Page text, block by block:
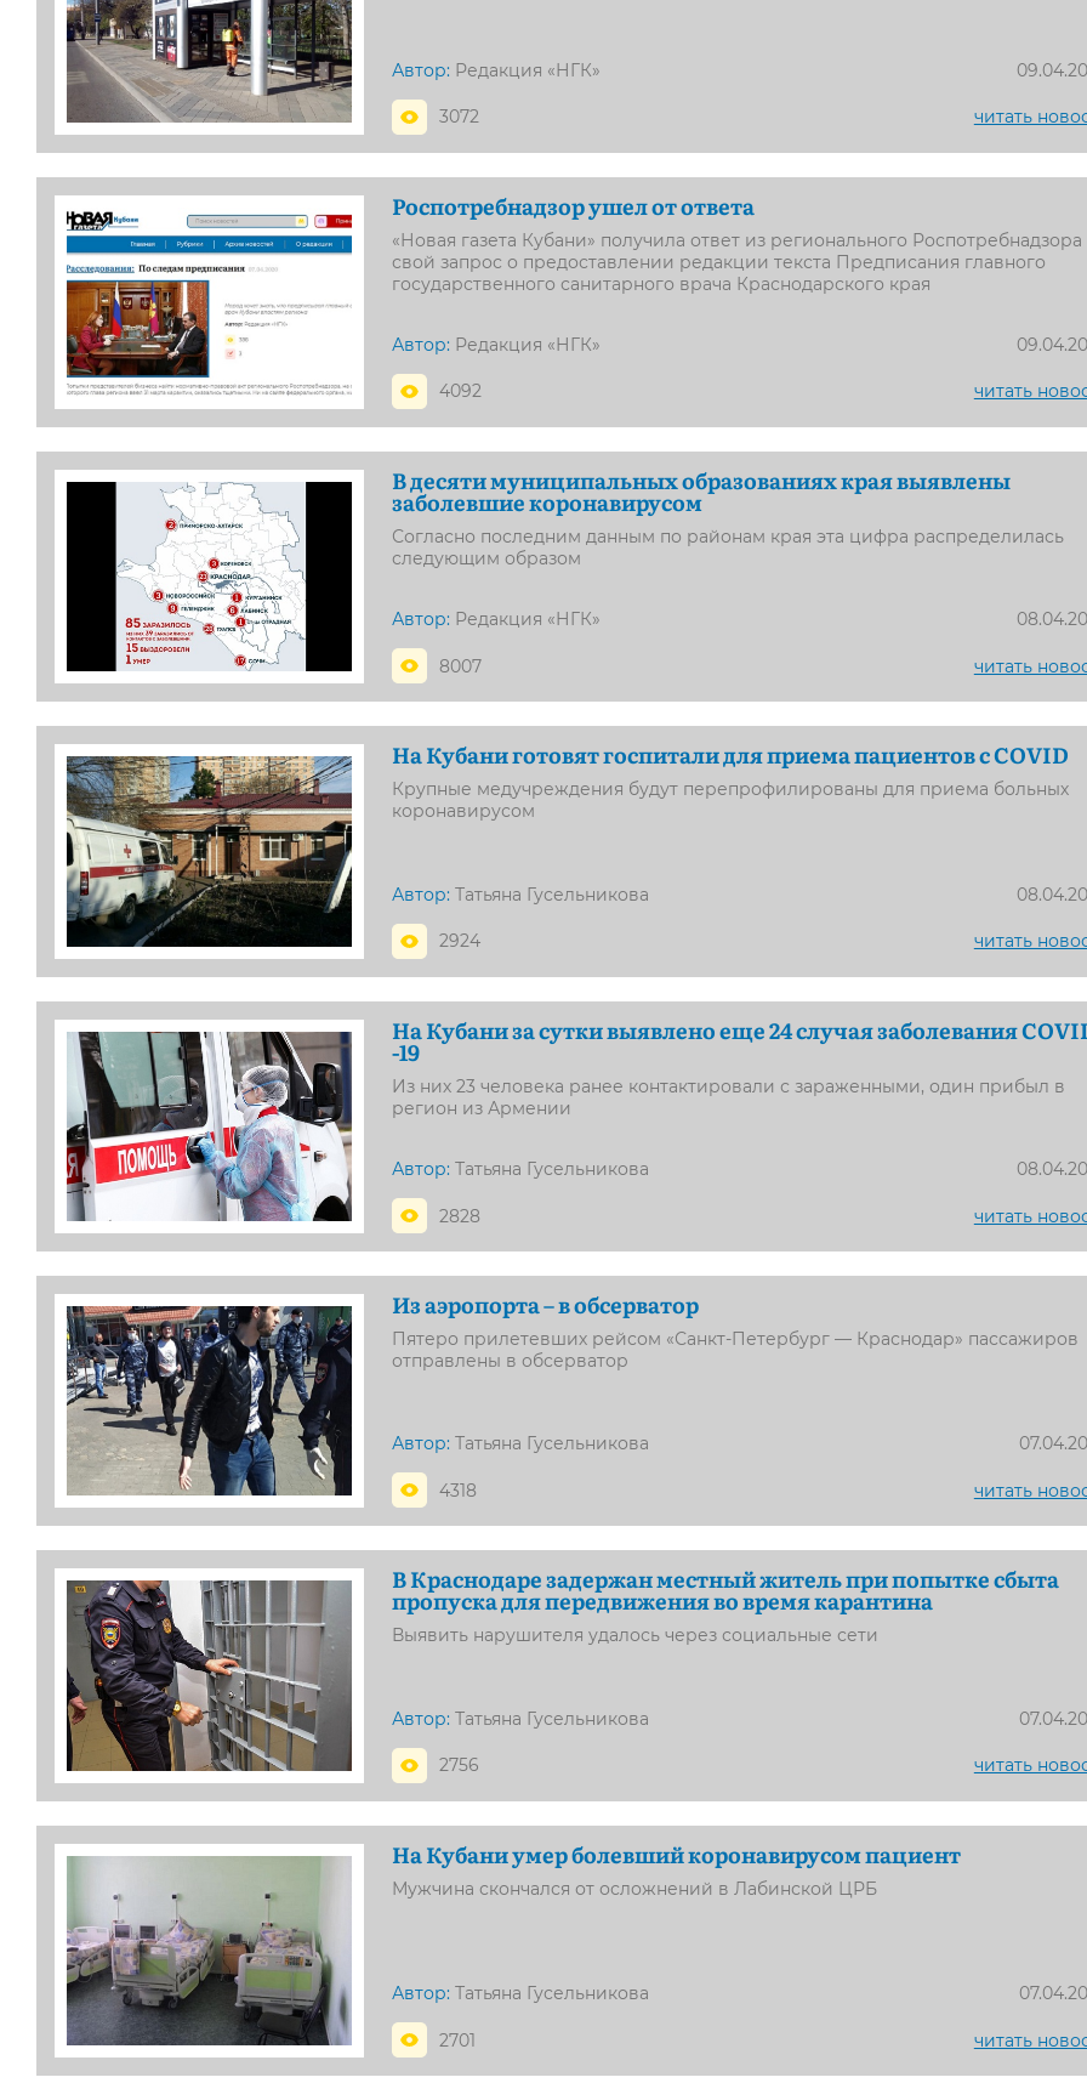
Автор: Редакция «НГК»
3072 читать
Роспотребнадзор ушел от ответа
«Новая газета Кубани» получила ответ из регионального Роспотребнадзора
свой запрос о предоставлении редакции текста Предписания главного
государственного санитарного врача Краснодарского края
Автор: Редакция «НГК»
4092 читать
В деcяти муниципальных образованиях края выявлены
заболевшие коронавирусом
Согласно последним данным по районам края эта цифра распределилась
следующим образом
Автор: Редакция «НГК»
8007 читать
На Кубани готовят госпитали для приема пациентов с COVID
Крупные медучреждения будут перепрофилированы для приема больных
коронавирусом
Автор: Татьяна Гусельникова
2924 читать
На Кубани за сутки выявлено еще 24 случая заболевания
-19
Из них 23 человека ранее контактировали с зараженными, один прибыл в
регион из Армении
Автор: Татьяна Гусельникова
2828 читать
Из аэропорта – в обсерватор
Пятеро прилетевших рейсом «Санкт-Петербург — Краснодар» пассажиров
отправлены в обсерватор
Автор: Татьяна Гусельникова
4318 читать
В Краснодаре задержан местный житель при попытке сбыта
пропуска для передвижения во время карантина
Выявить нарушителя удалось через социальные сети
Автор: Татьяна Гусельникова
2756 читать
На Кубани умер болевший коронавирусом пациент
Мужчина скончался от осложнений в Лабинской ЦРБ
Автор: Татьяна Гусельникова
2701 читать